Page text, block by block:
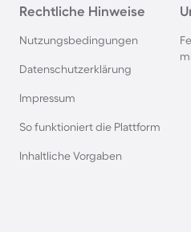
Ferienhäuser mit Pool auf
Ferienhäuser mit Pool in
Rechtliche Hinweise
Nutzungsbedingungen
Datenschutzerklärung
Impressum
So funktioniert die Plattform
Inhaltliche Vorgaben